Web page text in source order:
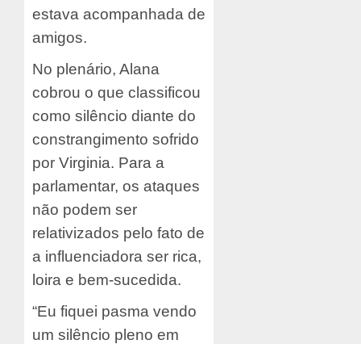
estava acompanhada de
amigos.
No plenário, Alana
cobrou o que classificou
como silêncio diante do
constrangimento sofrido
por Virginia. Para a
parlamentar, os ataques
não podem ser
relativizados pelo fato de
a influenciadora ser rica,
loira e bem-sucedida.
“Eu fiquei pasma vendo
um silêncio pleno em